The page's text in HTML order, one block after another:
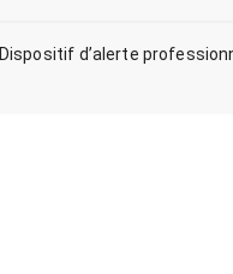
Dispositif d’alerte